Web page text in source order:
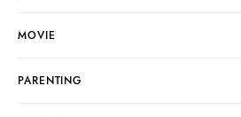
MOVIE
PARENTING